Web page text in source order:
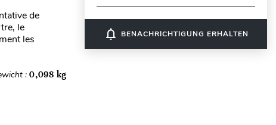
de
le
les
:0,098 kg
notifications_none BENACHRICHTIGUNG ERHALTEN